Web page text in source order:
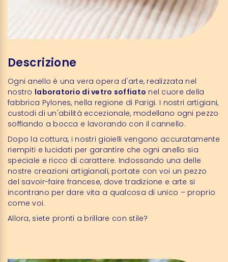
Descrizione
Ogni anello è una vera opera d'arte, realizzata nel
nostro laboratorio di vetro soffiato nel cuore della
fabbrica Pylones, nella regione di Parigi. I nostri artigiani,
custodi di un'abilità eccezionale, modellano ogni pezzo
soffiando a bocca e lavorando con il cannello.
Dopo la cottura, i nostri gioielli vengono accuratamente
riempiti e lucidati per garantire che ogni anello sia
speciale e ricco di carattere. Indossando una delle
nostre creazioni artigianali, portate con voi un pezzo
del savoir-faire francese, dove tradizione e arte si
incontrano per dare vita a qualcosa di unico – proprio
come voi.
Allora, siete pronti a brillare con stile?